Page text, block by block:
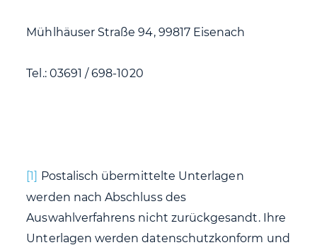
Mühlhäuser Straße 94, 99817 Eisenach
Tel.: 03691 / 698-1020
[1] Postalisch übermittelte Unterlagen
werden nach Abschluss des
Auswahlverfahrens nicht zurückgesandt. Ihre
Unterlagen werden datenschutzkonform und